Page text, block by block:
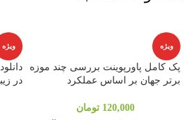
ویژه
پک کامل پاورپوینت بررسی چند موزه
برتر جهان بر اساس عملکرد
120,000 تومان
ویژه
در